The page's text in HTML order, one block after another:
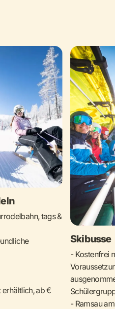
tags &
ab €
Skibusse
- Kostenfrei
- Ramsau